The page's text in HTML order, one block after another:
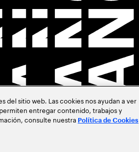
del sitio web. Las cookies nos ayudan a ver
entregar contenido, trabajos y
consulte nuestra Política de Cookies